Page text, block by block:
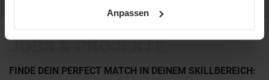
Anpassen
JOBS & PROJEKTE
FINDE DEIN PERFECT MATCH IN DEINEM SKILLBEREICH: